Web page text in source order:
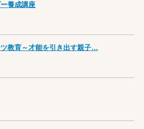
養成講座
教育～才能を引き出す親子…